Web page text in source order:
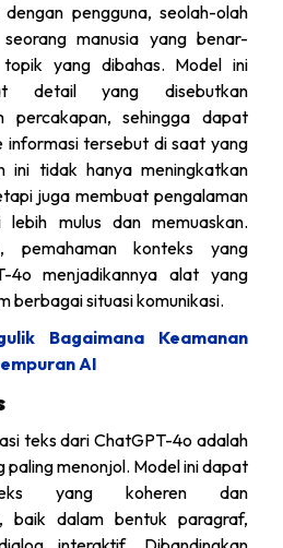
dengan pengguna, seolah-olah
manusia yang benar-
yang dibahas. Model ini
detail yang disebutkan
percakapan, sehingga dapat
informasi tersebut di saat yang
ini tidak hanya meningkatkan
juga membuat pengalaman
lebih mulus dan memuaskan.
pemahaman konteks yang
4o menjadikannya alat yang
berbagai situasi komunikasi.
Bagaimana Keamanan
AI
teks dari ChatGPT-4o adalah
paling menonjol. Model ini dapat
teks yang koheren dan
baik dalam bentuk paragraf,